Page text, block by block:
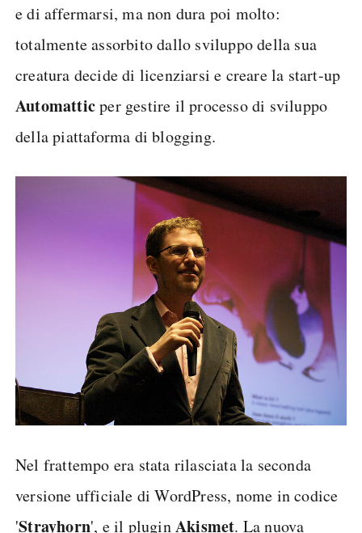
e di affermarsi, ma non dura poi molto:
totalmente assorbito dallo sviluppo della sua
creatura decide di licenziarsi e creare la start-up
Automatticper gestire il processo di sviluppo
della piattaforma di blogging.
Nel frattempo era stata rilasciata la seconda
versione ufficiale di WordPress, nome in codice
'Strayhorn', e il pluginAkismet. La nuova